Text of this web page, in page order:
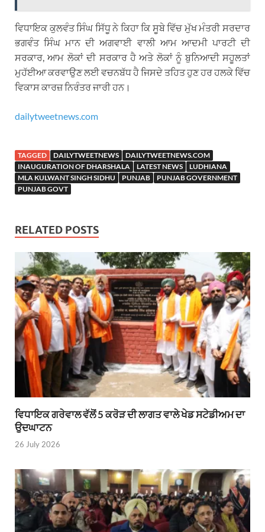
ਵਿਧਾਇਕ ਕੁਲਵੰਤ ਸਿੰਘ ਸਿੱਧੂ ਨੇ ਕਿਹਾ ਕਿ ਸੂਬੇ ਵਿੱਚ ਮੁੱਖ ਮੰਤਰੀ ਸਰਦਾਰ
ਭਗਵੰਤ ਸਿੰਘ ਮਾਨ ਦੀ ਅਗਵਾਈ ਵਾਲੀ ਆਮ ਆਦਮੀ ਪਾਰਟੀ ਦੀ
ਸਰਕਾਰ, ਆਮ ਲੋਕਾਂ ਦੀ ਸਰਕਾਰ ਹੈ ਅਤੇ ਲੋਕਾਂ ਨੂੰ ਬੁਨਿਆਦੀ ਸਹੂਲਤਾਂ
ਮੁਹੱਈਆ ਕਰਵਾਉਣ ਲਈ ਵਚਨਬੱਧ ਹੈ ਜਿਸਦੇ ਤਹਿਤ ਹੁਣ ਹਰ ਹਲਕੇ ਵਿੱਚ
ਵਿਕਾਸ ਕਾਰਜ਼ ਨਿਰੰਤਰ ਜਾਰੀ ਹਨ।
dailytweetnews.com
TAGGED DAILYTWEETNEWS
DAILYTWEETNEWS.COM
INAUGURATION OF DHARSHALA
LATEST NEWS
LUDHIANA
MLA KULWANT SINGH SIDHU
PUNJAB
PUNJAB GOVERNMENT
PUNJAB GOVT
RELATED POSTS
ਵਿਧਾਇਕ ਗਰੇਵਾਲ ਵੱਲੋਂ 5 ਕਰੋੜ ਦੀ ਲਾਗਤ ਵਾਲੇ ਖੇਡ ਸਟੇਡੀਅਮ ਦਾ
ਉਦਘਾਟਨ
26 July 2026